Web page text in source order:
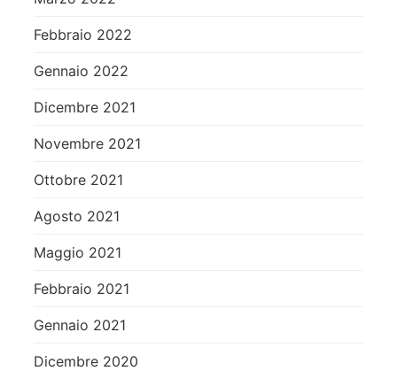
Febbraio 2022
Gennaio 2022
Dicembre 2021
Novembre 2021
Ottobre 2021
Agosto 2021
Maggio 2021
Febbraio 2021
Gennaio 2021
Dicembre 2020